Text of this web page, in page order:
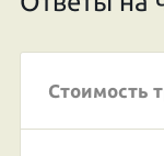
Стоимость